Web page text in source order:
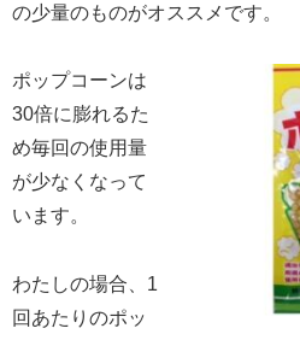
の少量のものがオススメです。
ポップコーンは
30倍に膨れるた
め毎回の使用量
が少なくなって
います。
わたしの場合、1
回あたりのポッ